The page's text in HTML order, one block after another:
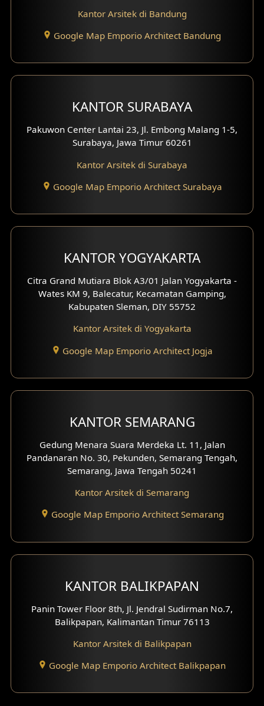
Desain Interior Kantor
Desain Interior Hotel
Eksterior Tampak Hook
Fasad Paviliun
Fasad Villa
Desain Basement
Desain Carport
Desain Mezanin
Desain Rumah Moroccan
Desain Rumah Scandinavian
Desain Rumah Tradisional
Desain Toilet Tamu
Desain Kanopi
Desain Gazebo
Desain Pantry
Fasad Rumah Villa Bali
Desain Split Level
Kantor Arsitek di Bandung
Google Map Emporio Architect Bandung
KANTOR SURABAYA
Pakuwon Center Lantai 23, Jl. Embong Malang 1-5,
Surabaya, Jawa Timur 60261
Kantor Arsitek di Surabaya
Google Map Emporio Architect Surabaya
KANTOR YOGYAKARTA
Citra Grand Mutiara Blok A3/01 Jalan Yogyakarta -
Wates KM 9, Balecatur, Kecamatan Gamping,
Kabupaten Sleman, DIY 55752
Kantor Arsitek di Yogyakarta
Google Map Emporio Architect Jogja
KANTOR SEMARANG
Gedung Menara Suara Merdeka Lt. 11, Jalan
Pandanaran No. 30, Pekunden, Semarang Tengah,
Semarang, Jawa Tengah 50241
Kantor Arsitek di Semarang
Google Map Emporio Architect Semarang
KANTOR BALIKPAPAN
Panin Tower Floor 8th, Jl. Jendral Sudirman No.7,
Balikpapan, Kalimantan Timur 76113
Kantor Arsitek di Balikpapan
Google Map Emporio Architect Balikpapan